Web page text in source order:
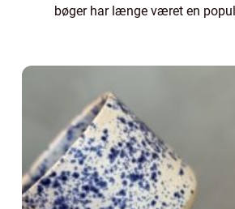
bøger har længe været en